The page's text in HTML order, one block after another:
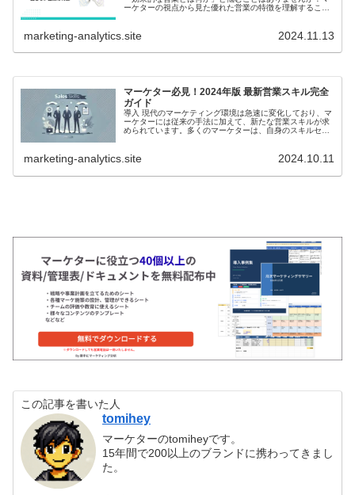
ーケターの視点から見た優れた営業の特徴を理解すること
marketing-analytics.site 2024.11.13
マーケター必見！2024年版 最新営業スキル完全
ガイド
導入 現代のマーケティング環境は急速に変化しており、マ
ーケターには従来の手法に加えて、新たな営業スキルが求
められています。多くのマーケターは、自身のスキルセッ
marketing-analytics.site 2024.10.11
この記事を書いた人
tomihey
マーケターのtomiheyです。
15年間で200以上のブランドに携わってきまし
た。